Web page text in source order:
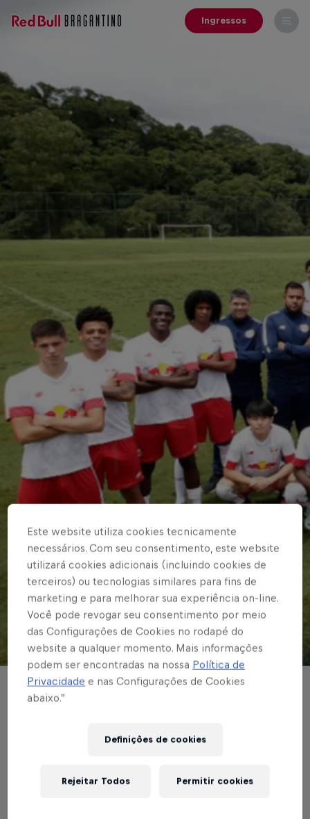
Ingressos
© Red Bull Bragantino
Lemense pela primeira
rodada da Copa São
Este website utiliza cookies tecnicamente
necessários. Com seu consentimento, este website
utilizará cookies adicionais (incluindo cookies de
terceiros) ou tecnologias similares para fins de
marketing e para melhorar sua experiência on-line.
Você pode revogar seu consentimento por meio
das Configurações de Cookies no rodapé do
website a qualquer momento. Mais informações
podem ser encontradas na nossa Política de
Privacidade e nas Configurações de Cookies
abaixo.”
Definições de cookies
Rejeitar Todos Permitir cookies